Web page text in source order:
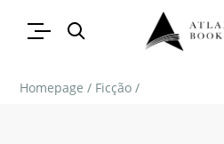
Homepage / Ficção /